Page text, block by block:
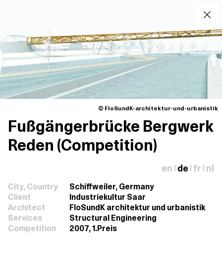
© FloSundK-architektur-und-urbanistik
Fußgängerbrücke Bergwerk
Reden (Competition)
en de fr nl
City, Country
Schiffweiler, Germany
Client
Industriekultur Saar
Architect
FloSundK architektur und urbanistik
Services
Structural Engineering
Competition
2007, 1.Preis